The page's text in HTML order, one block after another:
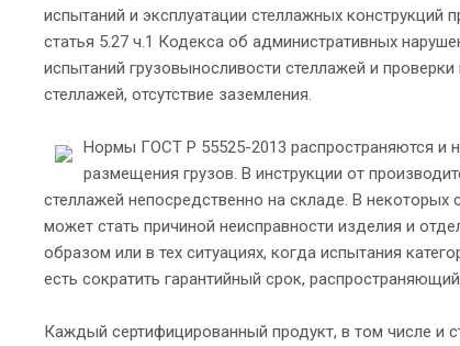
испытаний и эксплуатации стеллажных конструкций
статья 5.27 ч.1 Кодекса об административных
испытаний грузовыносливости стеллажей и
стеллажей, отсутствие заземления.
Нормы ГОСТ Р 55525-2013 распространяются и
размещения грузов. В инструкции от
стеллажей непосредственно на складе. В некоторых
может стать причиной неисправности изделия и
образом или в тех ситуациях, когда испытания
есть сократить гарантийный срок,
Каждый сертифицированный продукт, в том числе и